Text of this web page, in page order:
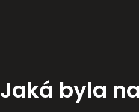
Jaká byla